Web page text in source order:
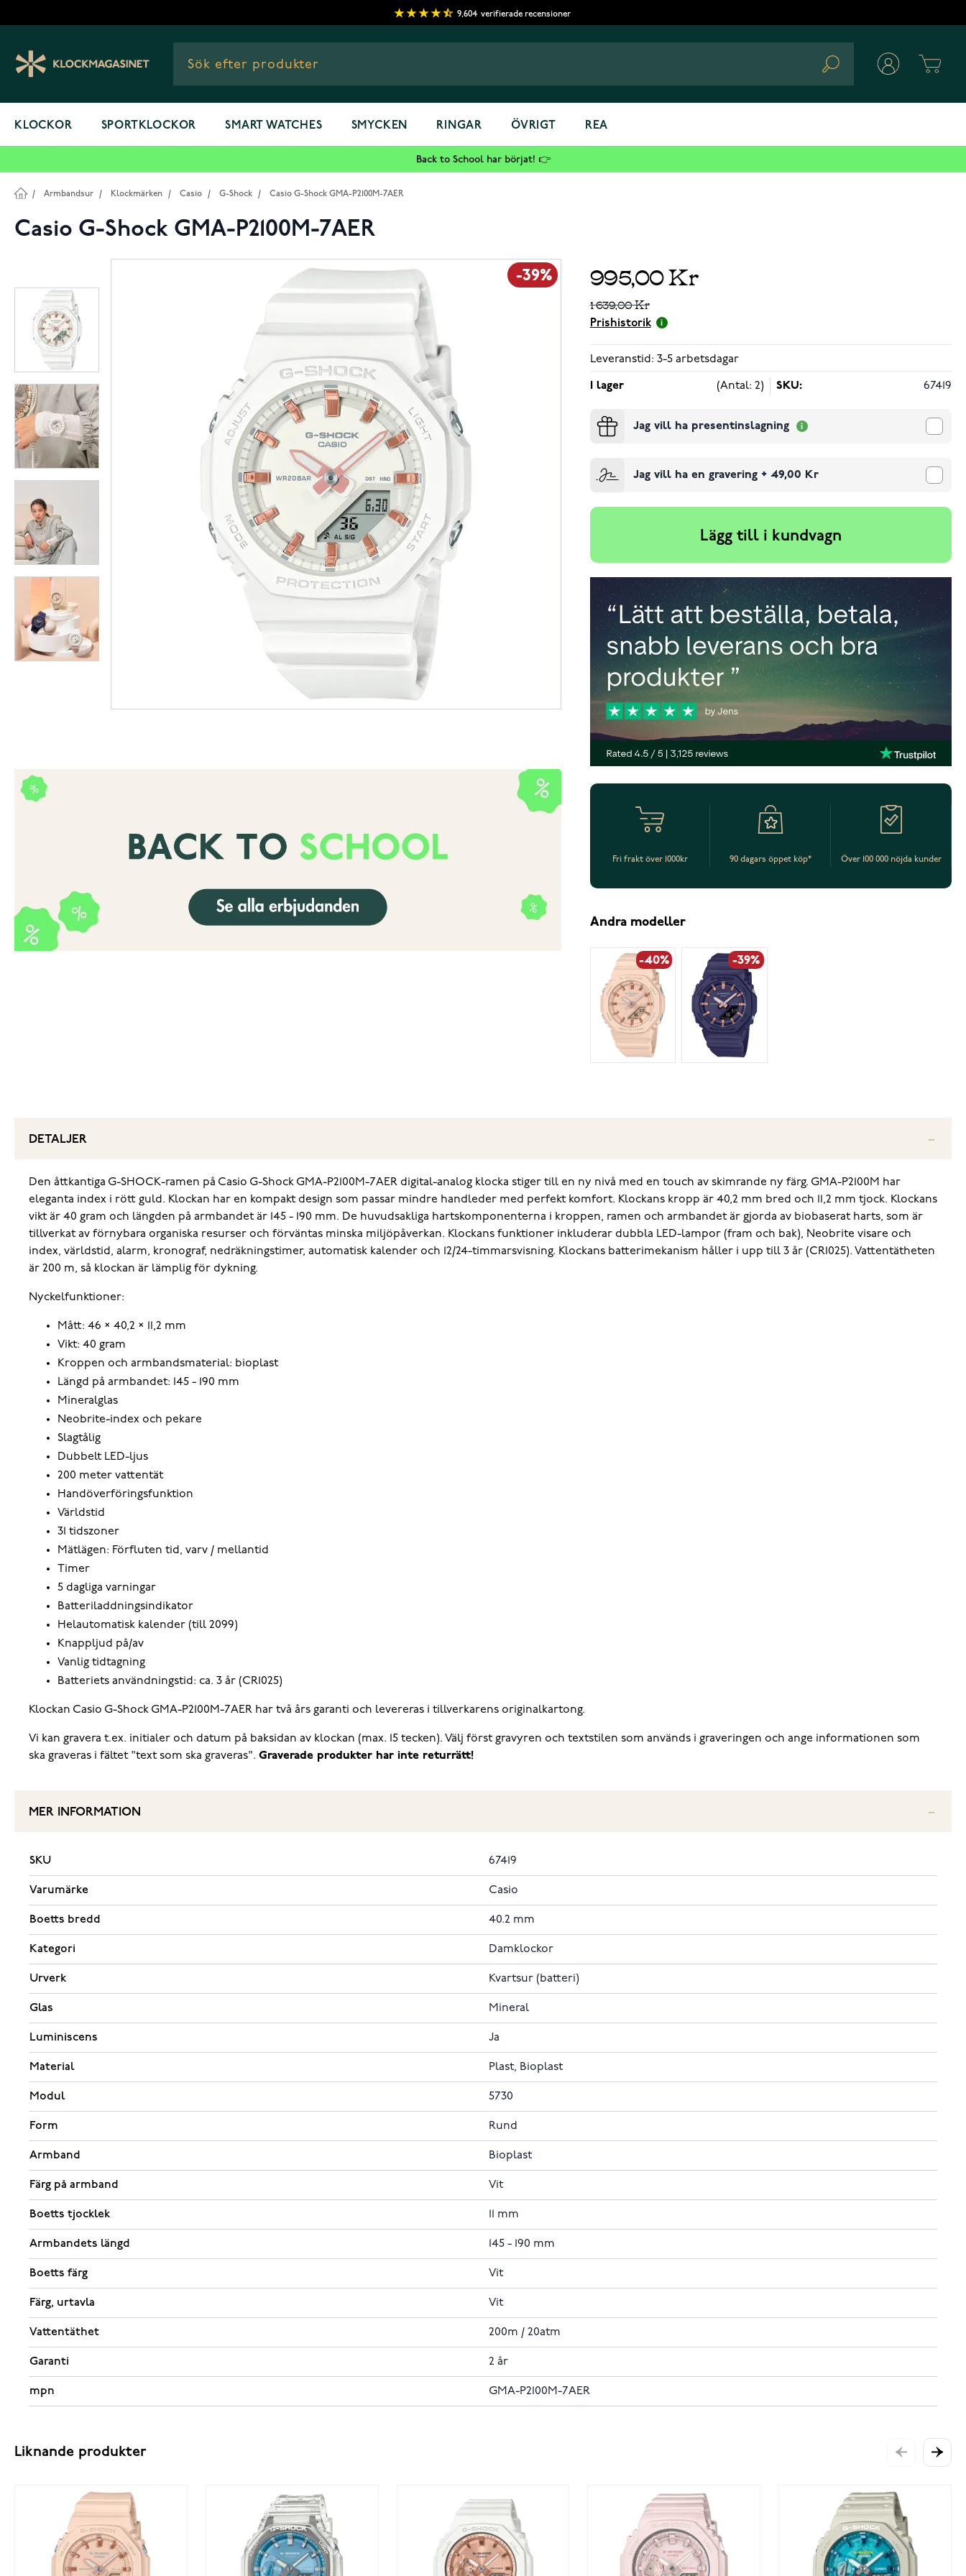
9,604 verifierade recensioner
Search
KLOCKOR SPORTKLOCKOR SMART WATCHES SMYCKEN RINGAR ÖVRIGT REA
Back to School har börjat! 👉
/ Armbandsur / Klockmärken / Casio / G-Shock / Casio G-Shock GMA-P2100M-7AER
Casio G-Shock GMA-P2100M-7AER
-39% 995,00 Kr
1 639,00 Kr
Prishistorik
Leveranstid: 3-5 arbetsdagar
I lager (Antal: 2) SKU: 67419
Jag vill ha presentinslagning
Jag vill ha en gravering+ 49,00 Kr
Lägg till i kundvagn
Fri frakt över 1000kr 90 dagars öppet köp* Över 100 000 nöjda kunder
Andra modeller
-40% -39%
DETALJER
Den åttkantiga G-SHOCK-ramen på Casio G-Shock GMA-P2100M-7AER digital-analog klocka stiger till en ny nivå med en touch av skimrande ny färg. GMA-P2100M har
eleganta index i rött guld. Klockan har en kompakt design som passar mindre handleder med perfekt komfort. Klockans kropp är 40,2 mm bred och 11,2 mm tjock. Klockans
vikt är 40 gram och längden på armbandet är 145 - 190 mm. De huvudsakliga hartskomponenterna i kroppen, ramen och armbandet är gjorda av biobaserat harts, som är
tillverkat av förnybara organiska resurser och förväntas minska miljöpåverkan. Klockans funktioner inkluderar dubbla LED-lampor (fram och bak), Neobrite visare och
index, världstid, alarm, kronograf, nedräkningstimer, automatisk kalender och 12/24-timmarsvisning. Klockans batterimekanism håller i upp till 3 år (CR1025). Vattentätheten
är 200 m, så klockan är lämplig för dykning.
Nyckelfunktioner:
Mått: 46 × 40,2 × 11,2 mm
Vikt: 40 gram
Kroppen och armbandsmaterial: bioplast
Längd på armbandet: 145 - 190 mm
Mineralglas
Neobrite-index och pekare
Slagtålig
Dubbelt LED-ljus
200 meter vattentät
Handöverföringsfunktion
Världstid
31 tidszoner
Mätlägen: Förfluten tid, varv / mellantid
Timer
5 dagliga varningar
Batteriladdningsindikator
Helautomatisk kalender (till 2099)
Knappljud på/av
Vanlig tidtagning
Batteriets användningstid: ca. 3 år (CR1025)
Klockan Casio G-Shock GMA-P2100M-7AER har två års garanti och levereras i tillverkarens originalkartong.
Vi kan gravera t.ex. initialer och datum på baksidan av klockan (max. 15 tecken). Välj först gravyren och textstilen som används i graveringen och ange informationen som
ska graveras i fältet "text som ska graveras". Graverade produkter har inte returrätt!
MER INFORMATION
SKU 67419
Varumärke Casio
Boetts bredd 40.2 mm
Kategori Damklockor
Urverk Kvartsur (batteri)
Glas Mineral
Luminiscens Ja
Material Plast, Bioplast
Modul 5730
Form Rund
Armband Bioplast
Färg på armband Vit
Boetts tjocklek 11 mm
Armbandets längd 145 - 190 mm
Boetts färg Vit
Färg, urtavla Vit
Vattentäthet 200m / 20atm
Garanti 2 år
mpn GMA-P2100M-7AER
Liknande produkter